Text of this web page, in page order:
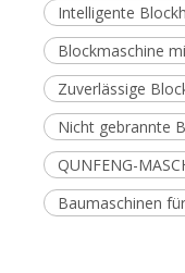
Intelligente
Blockmaschine
Zuverlässige
Nicht gebrannte
QUNFENG-
Baumaschinen